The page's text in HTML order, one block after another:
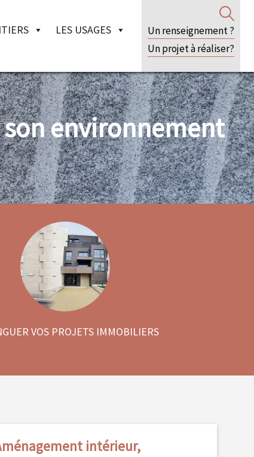
LES USAGES
Un renseignement ?
Un projet à réaliser?
environnement
VOS PROJETS IMMOBILIERS
intérieur,